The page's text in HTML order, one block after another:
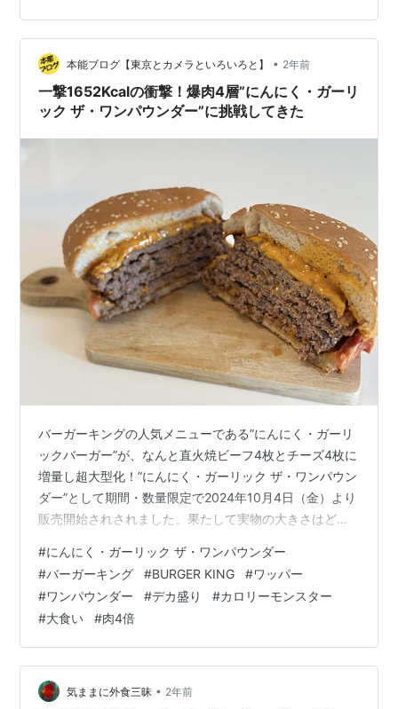
本能ブログ【東京とカメラといろいろと】 • 2年前
一撃1652Kcalの衝撃！爆肉4層”にんにく・ガーリ
ック ザ・ワンパウンダー”に挑戦してきた
バーガーキングの人気メニューである”にんにく・ガーリ
ックバーガー”が、なんと直火焼ビーフ4枚とチーズ4枚に
増量し超大型化！”にんにく・ガーリック ザ・ワンパウン
ダー”として期間・数量限定で2024年10月4日（金）より
販売開始されされました。果たして実物の大きさはどれ
か？今回は実食レポートをお届けしたいと思います。 バ
ーガーキング バーガーキングはマクドナルドやケンタッ
キーと同じアメリカ生まれの、世界各区国に18000店舗
以上を展開するハンバーガーチェーンです。一旦は日本
市場から撤退するも、2019年以降のコロナ禍におけるデ
リバリーニーズの高ま…
#にんにく・ガーリック ザ・ワンパウンダー
#バーガーキング #BURGER KING #ワッパー
#ワンパウンダー #デカ盛り #カロリーモンスター
#大食い #肉4倍
気ままに外食三昧 • 2年前